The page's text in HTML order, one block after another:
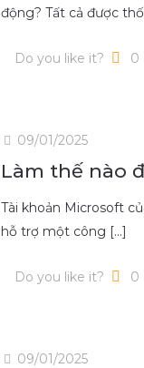
động? Tất cả được
Do you like it? 0
09/01/2025
Làm thế nào
Tài khoản Microsoft
hỗ trợ một công […]
Do you like it? 0
09/01/2025